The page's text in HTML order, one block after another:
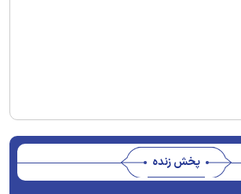
پخش زنده